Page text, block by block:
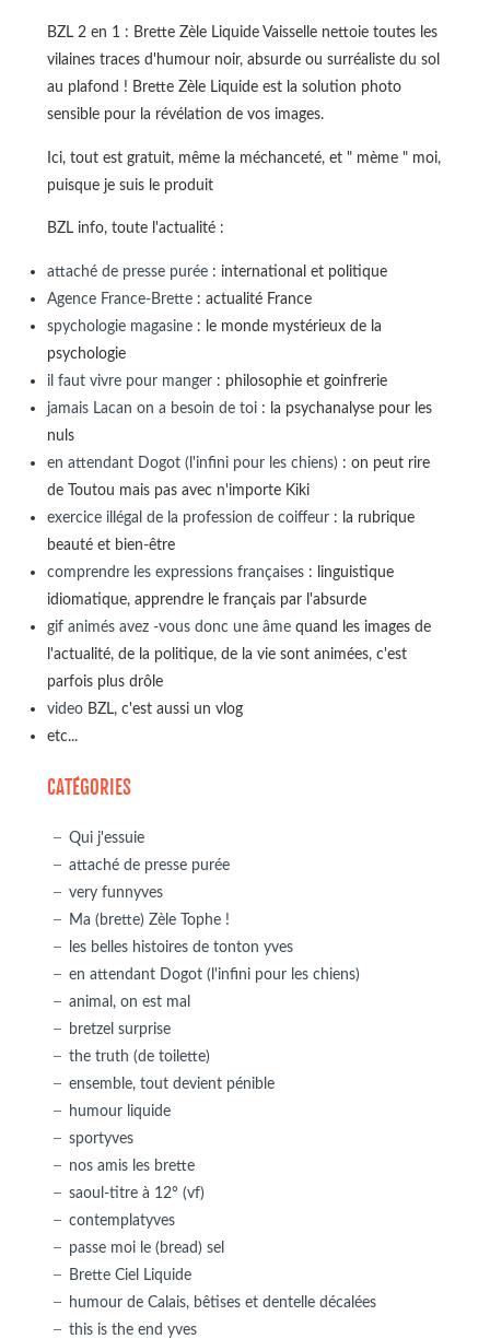
BZL 2 en 1 : Brette Zèle Liquide Vaisselle nettoie toutes les
vilaines traces d'humour noir, absurde ou surréaliste du sol
au plafond ! Brette Zèle Liquide est la solution photo
sensible pour la révélation de vos images.
Ici, tout est gratuit, même la méchanceté, et " mème " moi,
puisque je suis le produit
BZL info, toute l'actualité :
attaché de presse purée: international et politique
Agence France-Brette: actualité France
spychologie magasine: le monde mystérieux de la
psychologie
il faut vivre pour manger: philosophie et goinfrerie
jamais Lacan on a besoin de toi: la psychanalyse pour les
nuls
en attendant Dogot (l'infini pour les chiens): on peut rire
de Toutou mais pas avec n'importe Kiki
exercice illégal de la profession de coiffeur: la rubrique
beauté et bien-être
comprendre les expressions françaises: linguistique
idiomatique, apprendre le français par l'absurde
gif animés avez -vous donc une âmequand les images de
l'actualité, de la politique, de la vie sont animées, c'est
parfois plus drôle
videoBZL, c'est aussi un vlog
etc...
CATÉGORIES
Qui j'essuie
attaché de presse purée
very funnyves
Ma (brette) Zèle Tophe !
les belles histoires de tonton yves
en attendant Dogot (l'infini pour les chiens)
animal, on est mal
bretzel surprise
the truth (de toilette)
ensemble, tout devient pénible
humour liquide
sportyves
nos amis les brette
saoul-titre à 12° (vf)
contemplatyves
passe moi le (bread) sel
Brette Ciel Liquide
humour de Calais, bêtises et dentelle décalées
this is the end yves